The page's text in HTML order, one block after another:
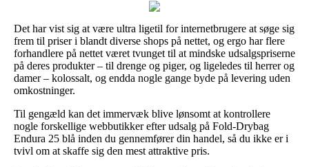
Det har vist sig at være ultra ligetil for internetbrugere at søge sig
frem til priser i blandt diverse shops på nettet, og ergo har flere
forhandlere på nettet været tvunget til at mindske udsalgspriserne
på deres produkter – til drenge og piger, og ligeledes til herrer og
damer – kolossalt, og endda nogle gange byde på levering uden
omkostninger.
Til gengæld kan det immervæk blive lønsomt at kontrollere
nogle forskellige webbutikker efter udsalg på Fold-Drybag
Endura 25 blå inden du gennemfører din handel, så du ikke er i
tvivl om at skaffe sig den mest attraktive pris.